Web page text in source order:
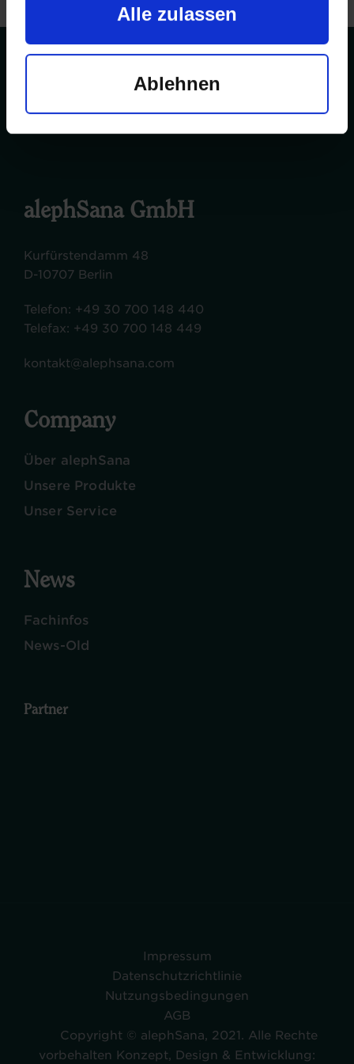
Alle zulassen
Ablehnen
alephSana GmbH
Kurfürstendamm 48
D-10707 Berlin
Telefon: +49 30 700 148 440
Telefax: +49 30 700 148 449
kontakt@alephsana.com
Company
Über alephSana
Unsere Produkte
Unser Service
News
Fachinfos
News-Old
Partner
Impressum
Datenschutzrichtlinie
Nutzungsbedingungen
AGB
Copyright © alephSana, 2021. Alle Rechte
vorbehalten Konzept, Design & Entwicklung: